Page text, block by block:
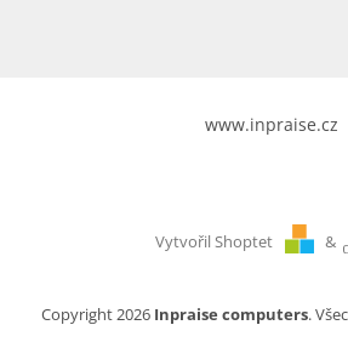
www.inpraise.cz
Vytvořil Shoptet &
Copyright 2026 Inpraise computers.